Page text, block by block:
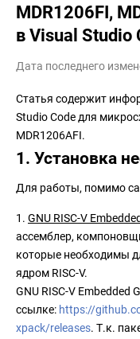
MDR1206FI,
в Visual Studio
Дата последнего
Статья содержит
Studio Code для
MDR1206AFI.
1. Установка
Для работы, помимо
1. GNU RISC-V
ассемблер,
которые необходимы
ядром RISC-V.
GNU RISC-V Embedded
ссылке: https://
xpack/releases. Т.к.